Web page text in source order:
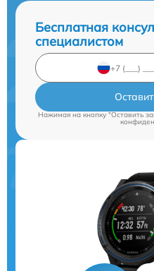
Бесплатная
специалистом
Нажимая на кнопку "Оставить